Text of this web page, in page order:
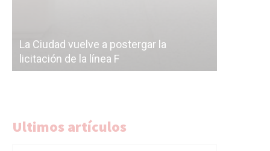
La Ciudad vuelve a postergar la
licitación de la línea F
Ultimos artículos